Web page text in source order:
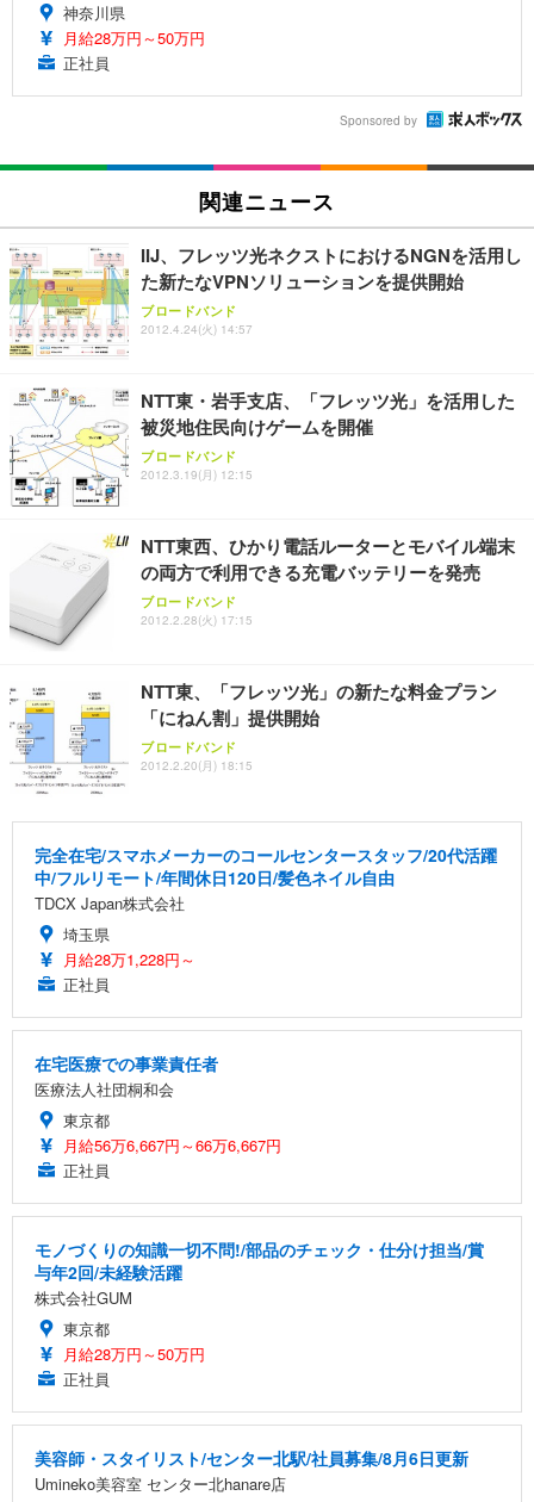
神奈川県
月給28万円～50万円
正社員
Sponsored by
関連ニュース
IIJ、フレッツ光ネクストにおけるNGNを活用し
た新たなVPNソリューションを提供開始
ブロードバンド
2012.4.24(火) 14:57
NTT東・岩手支店、「フレッツ光」を活用した
被災地住民向けゲームを開催
ブロードバンド
2012.3.19(月) 12:15
NTT東西、ひかり電話ルーターとモバイル端末
の両方で利用できる充電バッテリーを発売
ブロードバンド
2012.2.28(火) 17:15
NTT東、「フレッツ光」の新たな料金プラン
「にねん割」提供開始
ブロードバンド
2012.2.20(月) 18:15
完全在宅/スマホメーカーのコールセンタースタッフ/20代活躍
中/フルリモート/年間休日120日/髪色ネイル自由
TDCX Japan株式会社
埼玉県
月給28万1,228円～
正社員
在宅医療での事業責任者
医療法人社団桐和会
東京都
月給56万6,667円～66万6,667円
正社員
モノづくりの知識一切不問!/部品のチェック・仕分け担当/賞
与年2回/未経験活躍
株式会社GUM
東京都
月給28万円～50万円
正社員
美容師・スタイリスト/センター北駅/社員募集/8月6日更新
Umineko美容室 センター北hanare店